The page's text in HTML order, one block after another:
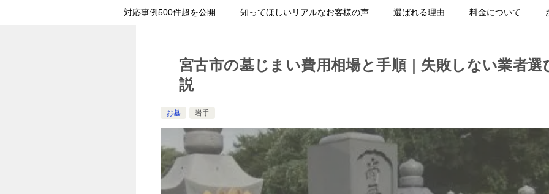
対応事例500件超を公開 知ってほしいリアルなお客様の声 選ばれる理由 料金について
宮古市の墓じまい費用相場と手順｜失敗しない業者選
説
お墓 岩手